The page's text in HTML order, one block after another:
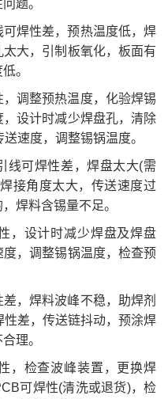
题。
焊性差，预热温度低，焊
大，引制板氧化，板面有
。
调整预热温度，化验焊锡
设计时减少焊盘孔，清除
速度，调整锡锅温度。
线可焊性差，焊盘太大(需
接角度太大，传送速度过
焊料含锡量不足。
，设计时减少焊盘及焊盘
，调整锡锅温度，检查预
，焊料波峰不稳，助焊剂
差，传送链抖动，预涂焊
理。
，检查波峰装置，更换焊
可焊性(清洗或退货)，检